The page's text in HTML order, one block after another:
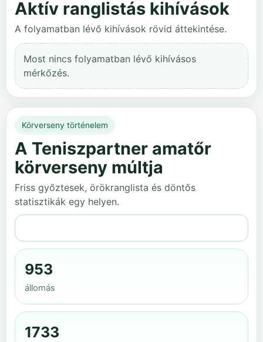
Aktív ranglistás kihívások
A folyamatban lévő kihívások rövid áttekintése.
Most nincs folyamatban lévő kihívásos
mérkőzés.
Körverseny történelem
A Teniszpartner amatőr
körverseny múltja
Friss győztesek, örökranglista és döntős
statisztikák egy helyen.
953
állomás
1733